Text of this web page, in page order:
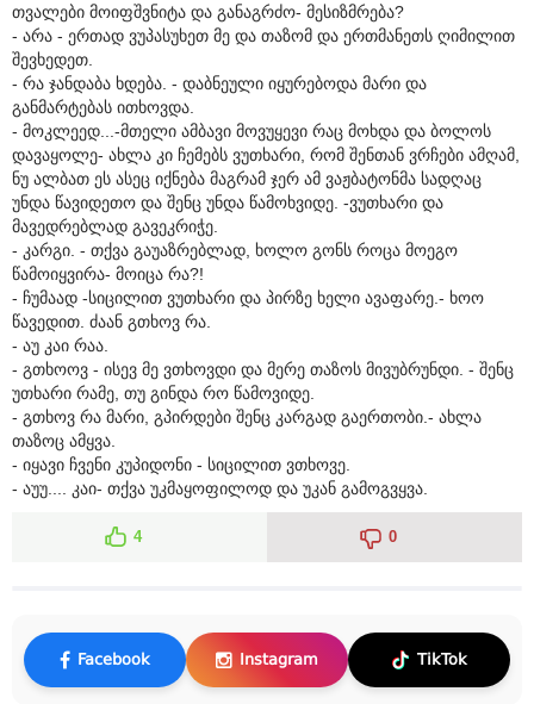
თვალები მოიფშვნიტა და განაგრძო- მესიზმრება?
- არა - ერთად ვუპასუხეთ მე და თაზომ და ერთმანეთს ღიმილით
შევხედეთ.
- რა ჯანდაბა ხდება. - დაბნეული იყურებოდა მარი და
განმარტებას ითხოვდა.
- მოკლეედ...-მთელი ამბავი მოვუყევი რაც მოხდა და ბოლოს
დავაყოლე- ახლა კი ჩემებს ვუთხარი, რომ შენთან ვრჩები ამღამ,
ნუ ალბათ ეს ასეც იქნება მაგრამ ჯერ ამ ვაჟბატონმა სადღაც
უნდა წავიდეთო და შენც უნდა წამოხვიდე. -ვუთხარი და
მავედრებლად გავეკრიჭე.
- კარგი. - თქვა გაუაზრებლად, ხოლო გონს როცა მოეგო
წამოიყვირა- მოიცა რა?!
- ჩუმაად -სიცილით ვუთხარი და პირზე ხელი ავაფარე.- ხოო
წავედით. ძაან გთხოვ რა.
- აუ კაი რაა.
- გთხოოვ - ისევ მე ვთხოვდი და მერე თაზოს მივუბრუნდი. - შენც
უთხარი რამე, თუ გინდა რო წამოვიდე.
- გთხოვ რა მარი, გპირდები შენც კარგად გაერთობი.- ახლა
თაზოც ამყვა.
- იყავი ჩვენი კუპიდონი - სიცილით ვთხოვე.
- აუუ.... კაი- თქვა უკმაყოფილოდ და უკან გამოგვყვა.
4 0
Facebook Instagram TikTok